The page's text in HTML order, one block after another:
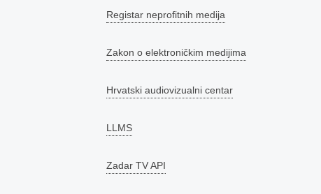
Registar neprofitnih medija
Zakon o elektroničkim medijima
Hrvatski audiovizualni centar
LLMS
Zadar TV API